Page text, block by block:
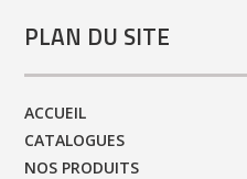
PLAN DU SITE
ACCUEIL
CATALOGUES
NOS PRODUITS